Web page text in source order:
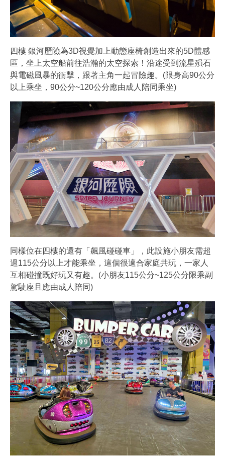
四樓 銀河歷險為3D視覺加上動態座椅創造出來的5D體感
區，坐上太空船前往浩瀚的太空探索！沿途受到流星殞石
與電磁風暴的衝擊，跟著主角一起冒險趣。(限身高90公分
以上乘坐，90公分~120公分應由成人陪同乘坐)
同樣位在四樓的還有「飆風碰碰車」，此設施小朋友需超
過115公分以上才能乘坐，這個很適合家庭共玩，一家人
互相碰撞既好玩又有趣。(小朋友115公分~125公分限乘副
駕駛座且應由成人陪同)